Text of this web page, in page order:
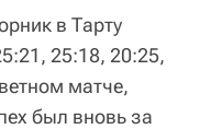
в Тарту
25:18, 20:25,
матче,
был вновь за